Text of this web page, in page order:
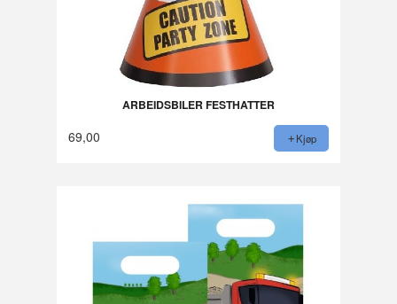
ARBEIDSBILER FESTHATTER
69,00 Kjøp